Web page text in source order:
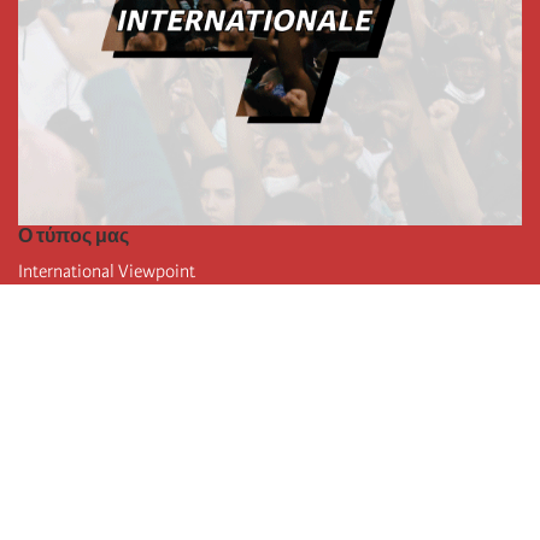
Ο τύπος μας
International Viewpoint